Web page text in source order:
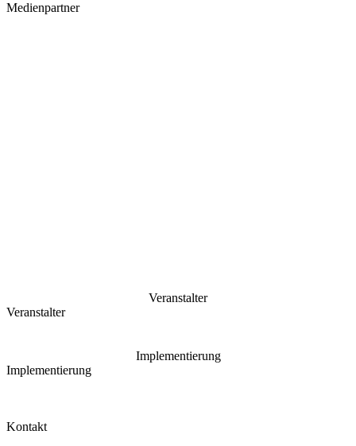
Medienpartner
Veranstalter
Veranstalter
Implementierung
Implementierung
Kontakt